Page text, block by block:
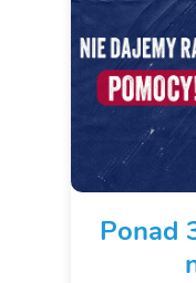
Ponad